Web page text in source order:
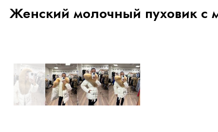
Женский молочный пуховик